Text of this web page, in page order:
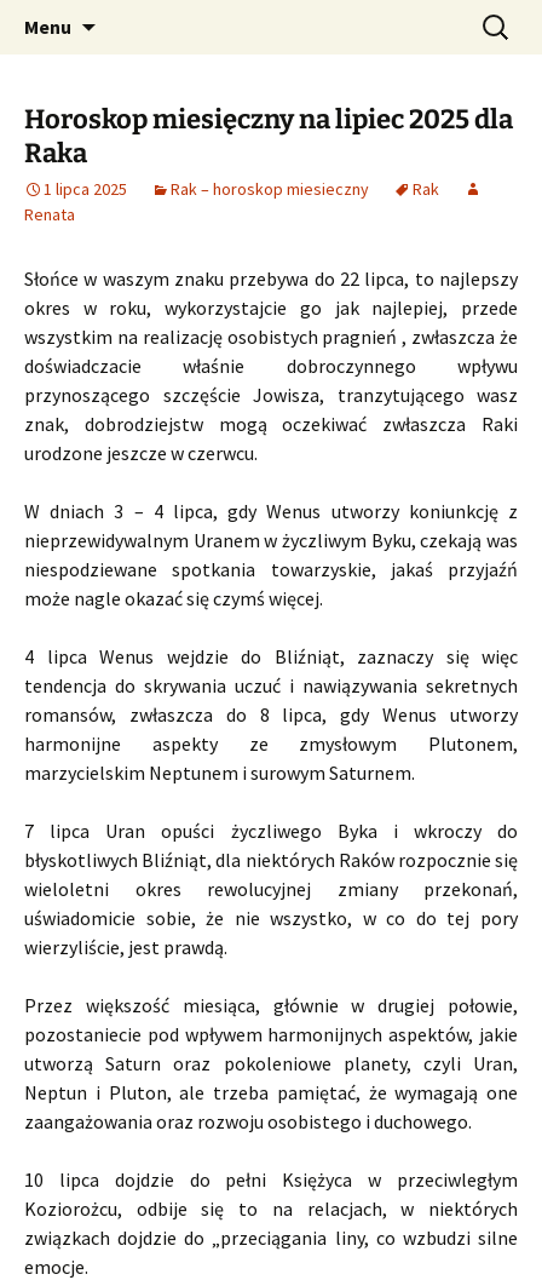
CzaroMarowy horoskop
dzienny, miesięczny i
tygodniowy
Profesjonalne przepowiednie astrologiczne
Menu Szukaj:
Horoskop miesięczny na lipiec 2025 dla
Raka
1 lipca 2025 Rak – horoskop miesieczny
Rak
Renata
Słońce w waszym znaku przebywa do 22 lipca, to najlepszy
okres w roku, wykorzystajcie go jak najlepiej, przede
wszystkim na realizację osobistych pragnień , zwłaszcza że
doświadczacie właśnie dobroczynnego wpływu
przynoszącego szczęście Jowisza, tranzytującego wasz
znak, dobrodziejstw mogą oczekiwać zwłaszcza Raki
urodzone jeszcze w czerwcu.
W dniach 3 – 4 lipca, gdy Wenus utworzy koniunkcję z
nieprzewidywalnym Uranem w życzliwym Byku, czekają was
niespodziewane spotkania towarzyskie, jakaś przyjaźń
może nagle okazać się czymś więcej.
4 lipca Wenus wejdzie do Bliźniąt, zaznaczy się więc
tendencja do skrywania uczuć i nawiązywania sekretnych
romansów, zwłaszcza do 8 lipca, gdy Wenus utworzy
harmonijne aspekty ze zmysłowym Plutonem,
marzycielskim Neptunem i surowym Saturnem.
7 lipca Uran opuści życzliwego Byka i wkroczy do
błyskotliwych Bliźniąt, dla niektórych Raków rozpocznie się
wieloletni okres rewolucyjnej zmiany przekonań,
uświadomicie sobie, że nie wszystko, w co do tej pory
wierzyliście, jest prawdą.
Przez większość miesiąca, głównie w drugiej połowie,
pozostaniecie pod wpływem harmonijnych aspektów, jakie
utworzą Saturn oraz pokoleniowe planety, czyli Uran,
Neptun i Pluton, ale trzeba pamiętać, że wymagają one
zaangażowania oraz rozwoju osobistego i duchowego.
10 lipca dojdzie do pełni Księżyca w przeciwległym
Koziorożcu, odbije się to na relacjach, w niektórych
związkach dojdzie do „przeciągania liny, co wzbudzi silne
emocje.